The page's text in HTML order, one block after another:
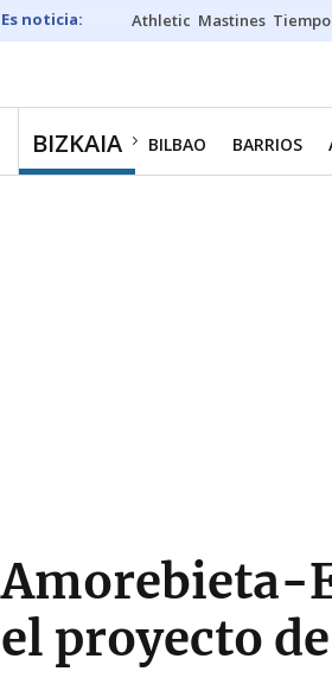
Athletic Mastines Tiempo
BIZKAIA BILBAO BARRIOS
Amorebieta-
el proyecto